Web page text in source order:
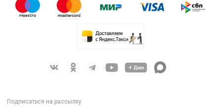
Подписаться на рассылку